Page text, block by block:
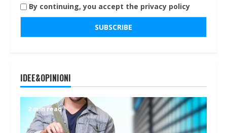
By continuing, you accept the privacy policy
IDEE&OPINIONI
2 min read